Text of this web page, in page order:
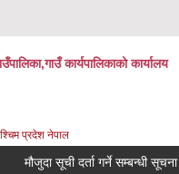
कार्यपालिकाको कार्यालय
प्रदेश नेपाल
मौजुदा सूची दर्ता गर्ने सम्बन्धी सूचना ।